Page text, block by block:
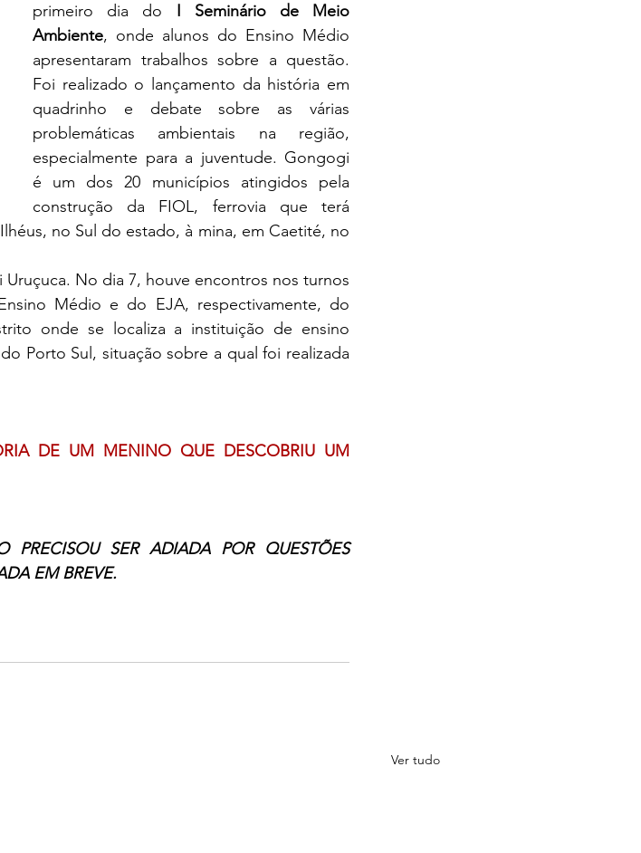
primeiro dia do I Seminário de Meio
Ambiente, onde alunos do Ensino Médio
apresentaram trabalhos sobre a questão.
Foi realizado o lançamento da história em
quadrinho e debate sobre as várias
problemáticas ambientais na região,
especialmente para a juventude. Gongogi
é um dos 20 municípios atingidos pela
construção da FIOL, ferrovia que terá
no Sul do estado, à mina, em Caetité, no
Médio e do EJA, respectivamente, do
onde se localiza a instituição de ensino
Porto Sul, situação sobre a qual foi realizada
DE UM MENINO QUE DESCOBRIU UM
SER ADIADA POR QUESTÕES
EM BREVE.
Ver tudo